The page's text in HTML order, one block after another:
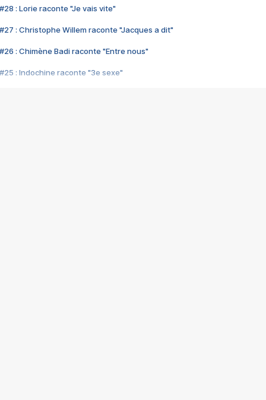
#28 : Lorie raconte "Je vais vite"
#27 : Christophe Willem raconte "Jacques a dit"
#26 : Chimène Badi raconte "Entre nous"
#25 : Indochine raconte "3e sexe"